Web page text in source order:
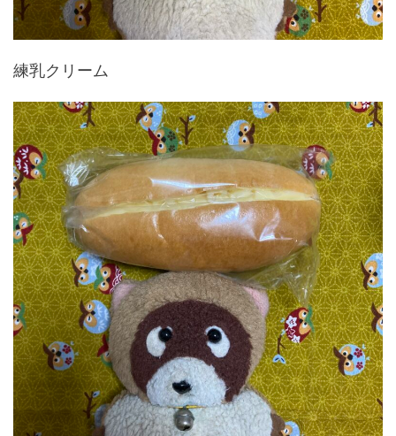
練乳クリーム